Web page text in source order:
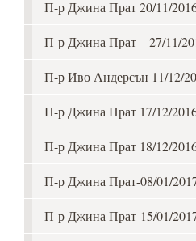
П-р Джина Прат 20/11/
П-р Джина Прат – 27/11/
П-р Иво Андерсън 11/12/
П-р Джина Прат 17/12/
П-р Джина Прат 18/12/
П-р Джина Прат-08/01/
П-р Джина Прат-15/01/